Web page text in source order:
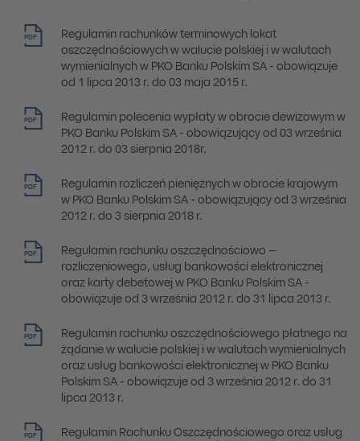
PDF
Regulamin rachunków terminowych lokat
oszczędnościowych w walucie polskiej i w walutach
wymienialnych w PKO Banku Polskim SA - obowiązuje
od 1 lipca 2013 r. do 03 maja 2015 r.
PDF
Regulamin polecenia wypłaty w obrocie dewizowym w
PKO Banku Polskim SA - obowiązujący od 03 września
2012 r. do 03 sierpnia 2018r.
PDF
Regulamin rozliczeń pieniężnych w obrocie krajowym
w PKO Banku Polskim SA - obowiązujący od 3 września
2012 r. do 3 sierpnia 2018 r.
PDF
Regulamin rachunku oszczędnościowo –
rozliczeniowego, usług bankowości elektronicznej
oraz karty debetowej w PKO Banku Polskim SA -
obowiązuje od 3 września 2012 r. do 31 lipca 2013 r.
PDF
Regulamin rachunku oszczędnościowego płatnego na
żądanie w walucie polskiej i w walutach wymienialnych
oraz usług bankowości elektronicznej w PKO Banku
Polskim SA - obowiązuje od 3 września 2012 r. do 31
lipca 2013 r.
PDF
Regulamin Rachunku Oszczędnościowego oraz usług